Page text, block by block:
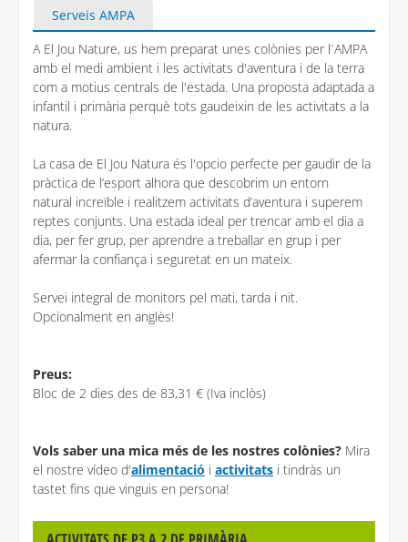
Serveis AMPA
A El Jou Nature, us hem preparat unes colònies per l´AMPA
amb el medi ambient i les activitats d'aventura i de la terra
com a motius centrals de l'estada. Una proposta adaptada a
infantil i primària perquè tots gaudeixin de les activitats a la
natura.
La casa de El Jou Natura és l'opcio perfecte per gaudir de la
pràctica de l’esport alhora que descobrim un entorn
natural increïble i realitzem activitats d’aventura i superem
reptes conjunts. Una estada ideal per trencar amb el dia a
dia, per fer grup, per aprendre a treballar en grup i per
afermar la confiança i seguretat en un mateix.
Servei integral de monitors pel mati, tarda i nit.
Opcionalment en anglès!
Preus:
Bloc de 2 dies des de 83,31 € (Iva inclòs)
Vols saber una mica més de les nostres colònies? Mira
el nostre vídeo d'alimentació i activitats i tindràs un
tastet fins que vinguis en persona!